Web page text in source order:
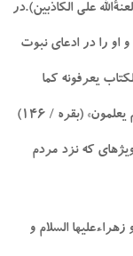
على الكاذبين).در
و او را در ادعاى نبوت
يعرفونه كما
يعرفون ابناءهم و ان فريقا منهم ليكتمون الحق و هم يعلمون» (بقره / 146)
كه نزد مردم
السلام و